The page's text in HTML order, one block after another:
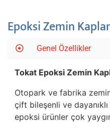
Epoksi Zemin
Genel Özellikler
Tokat Epoksi Zemin
Otopark ve fabrika
çift bileşenli ve
epoksi ürünler çok